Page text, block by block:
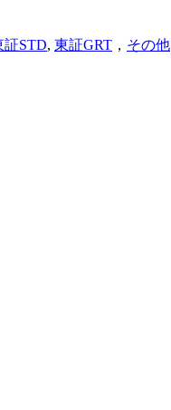
証STD, 東証GRT ， その他